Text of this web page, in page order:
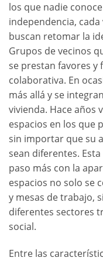
los que nadie
independencia,
buscan retomar la
Grupos de vecinos
se prestan favores y
colaborativa. En
más allá y se
vivienda. Hace años
espacios en los que
sin importar que su
sean diferentes. Esta
paso más con la
espacios no solo se
y mesas de trabajo,
diferentes sectores
social.
Entre las